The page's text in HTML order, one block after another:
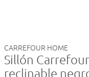
CARREFOUR HOME
Sillón
reclinable